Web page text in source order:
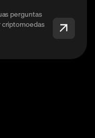
perguntas
criptomoedas